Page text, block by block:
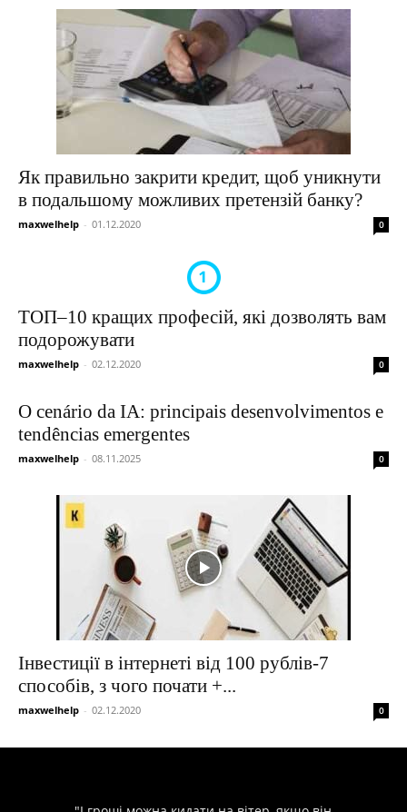
Як правильно закрити кредит, щоб уникнути
в подальшому можливих претензій банку?
maxwelhelp - 01.12.2020 0
ТОП–10 кращих професій, які дозволять вам
подорожувати
maxwelhelp - 02.12.2020 0
O cenário da IA: principais desenvolvimentos e
tendências emergentes
maxwelhelp - 08.11.2025 0
Інвестиції в інтернеті від 100 рублів-7
способів, з чого почати +...
maxwelhelp - 02.12.2020 0